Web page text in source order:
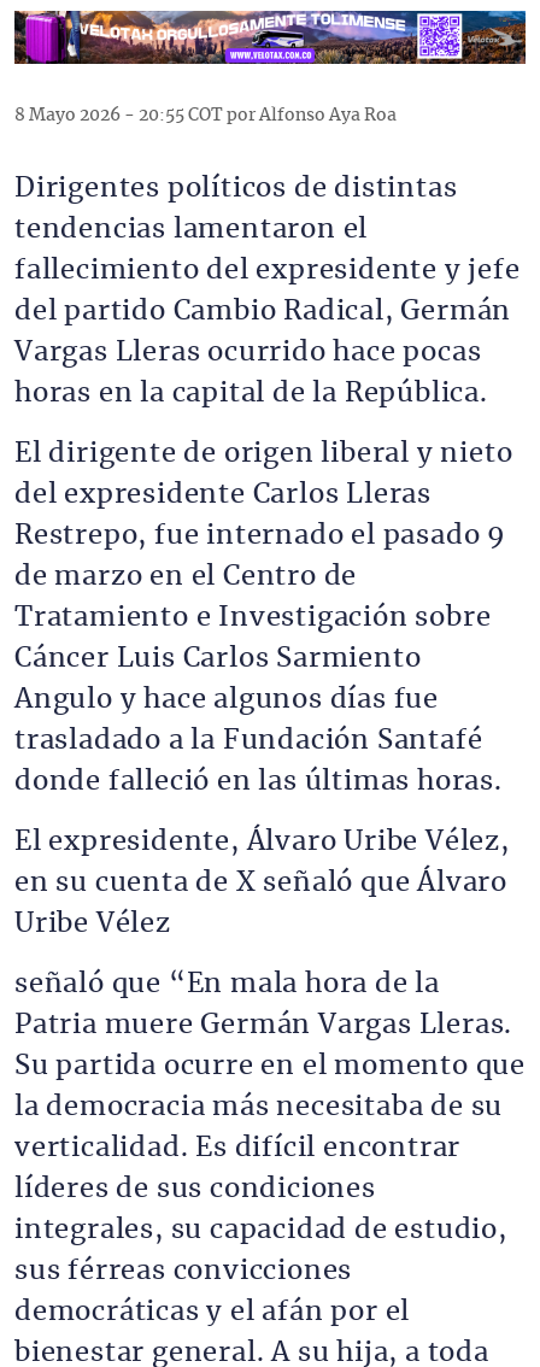
8 Mayo 2026 - 20:55 COT por Alfonso Aya Roa
Dirigentes políticos de distintas
tendencias lamentaron el
fallecimiento del expresidente y jefe
del partido Cambio Radical, Germán
Vargas Lleras ocurrido hace pocas
horas en la capital de la República.
El dirigente de origen liberal y nieto
del expresidente Carlos Lleras
Restrepo, fue internado el pasado 9
de marzo en el Centro de
Tratamiento e Investigación sobre
Cáncer Luis Carlos Sarmiento
Angulo y hace algunos días fue
trasladado a la Fundación Santafé
donde falleció en las últimas horas.
El expresidente, Álvaro Uribe Vélez,
en su cuenta de X señaló que Álvaro
Uribe Vélez
señaló que “En mala hora de la
Patria muere Germán Vargas Lleras.
Su partida ocurre en el momento que
la democracia más necesitaba de su
verticalidad. Es difícil encontrar
líderes de sus condiciones
integrales, su capacidad de estudio,
sus férreas convicciones
democráticas y el afán por el
bienestar general. A su hija, a toda